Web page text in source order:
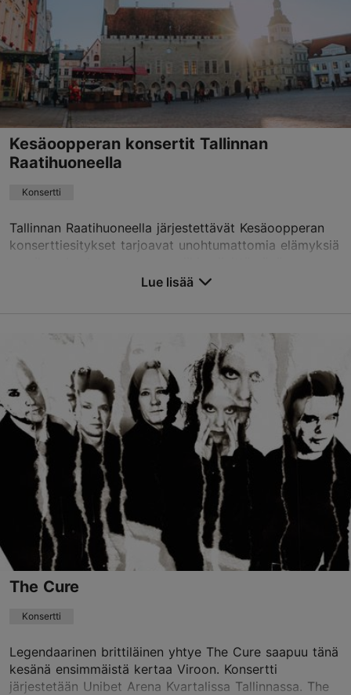
info@evm.ee
+372 654 9100
Varaa nyt
Kesäoopperan konsertit Tallinnan
Raatihuoneella
Konsertti
Tallinnan Raatihuoneella järjestettävät Kesäoopperan
konserttiesitykset tarjoavat unohtumattomia elämyksiä
Historiallisessa rakennuksessa voi nauttia korke...
Tallinnan raatihuone
Raekoja plats 1, Tallinn
Vanhakaupunki
17.07.2026 - 08.08.2026 18:00
raekoda@tallinnlv.ee
+372 511 4077
Varaa nyt
Lue lisää
The Cure
Konsertti
Legendaarinen brittiläinen yhtye The Cure saapuu tänä
kesänä ensimmäistä kertaa Viroon. Konsertti
järjestetään Unibet Arena Kvartalissa Tallinnassa. The